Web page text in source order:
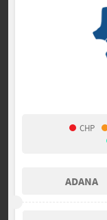
CHP
ADANA